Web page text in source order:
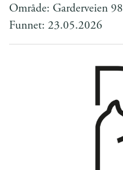
Område: Garderveien 98
Funnet: 23.05.2026